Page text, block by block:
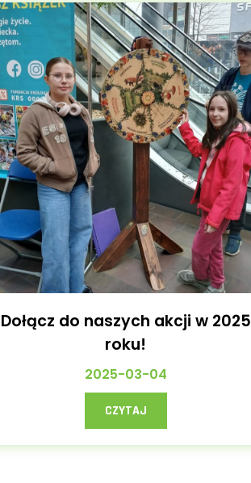
Dołącz do naszych akcji w 2025
roku!
2025-03-04
CZYTAJ